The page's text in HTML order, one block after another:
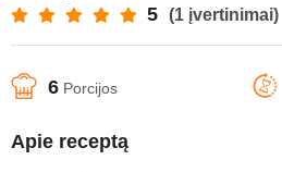
5 (1 įvertinimai)
6 Porcijos
Apie receptą